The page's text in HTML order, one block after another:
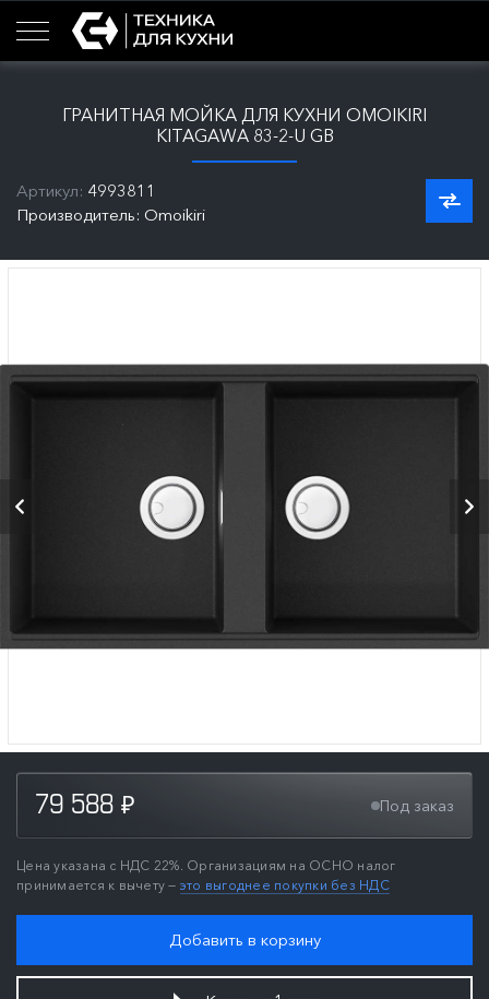
ГРАНИТНАЯ МОЙКА ДЛЯ КУХНИ OMOIKIRI
KITAGAWA 83-2-U GB
Артикул: 4993811
Производитель: Omoikiri
79 588 ₽ Под заказ
Цена указана с НДС 22%. Организациям на ОСНО налог
принимается к вычету — это выгоднее покупки без НДС
Добавить в корзину